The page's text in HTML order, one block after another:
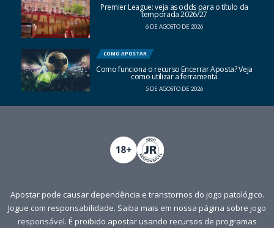
Premier League: veja as odds para o título da
temporada 2026/27
6 DE AGOSTO DE 2026
COMO APOSTAR
Como funciona o recurso Encerrar Aposta? Veja
como utilizar a ferramenta
5 DE AGOSTO DE 2026
Apostar pode causar dependência e transtornos do jogo patológico.
Jogue com responsabilidade. Saiba mais em nossa página sobre jogo
responsável. É proibido apostar usando recursos de programas